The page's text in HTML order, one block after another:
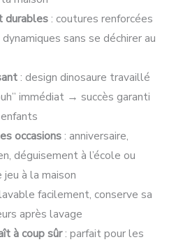
durables: coutures renforcées
sans se déchirer au
: design dinosaure travaillé
immédiat → succès garanti
occasions: anniversaire,
déguisement à l’école ou
à la maison
facilement, conserve sa
après lavage
à coup sûr: parfait pour les